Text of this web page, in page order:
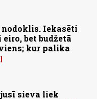
Iekasēti
bet budžetā
kur palika
sieva liek